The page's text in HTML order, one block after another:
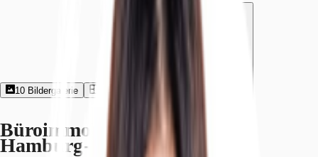
10 Bildergalerie
Grundriss
Büroimmobilie - Hamburg,
Hamburg-Altstadt - H1123